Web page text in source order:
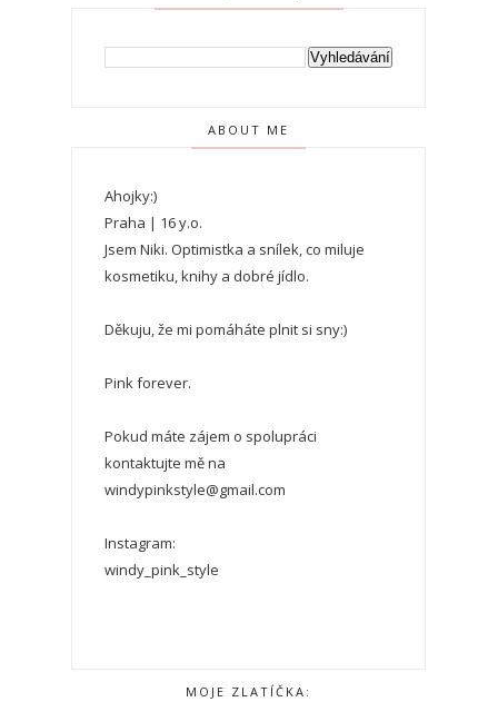
ABOUT ME
Ahojky:)
Praha | 16 y.o.
Jsem Niki. Optimistka a snílek, co miluje
kosmetiku, knihy a dobré jídlo.
Děkuju, že mi pomáháte plnit si sny:)
Pink forever.
Pokud máte zájem o spolupráci
kontaktujte mě na
windypinkstyle@gmail.com
Instagram:
windy_pink_style
MOJE ZLATÍČKA: